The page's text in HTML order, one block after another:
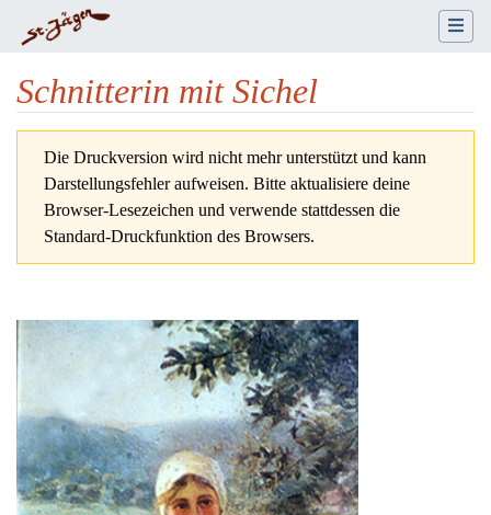
Schnitterin mit Sichel
Die Druckversion wird nicht mehr unterstützt und kann
Darstellungsfehler aufweisen. Bitte aktualisiere deine
Browser-Lesezeichen und verwende stattdessen die
Standard-Druckfunktion des Browsers.